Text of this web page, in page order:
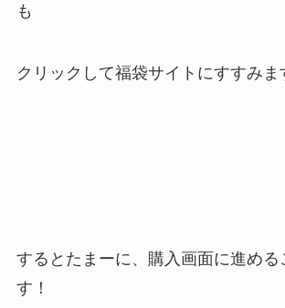
も
クリックして福袋サイトにすすみま
するとたまーに、購入画面に進める
す！